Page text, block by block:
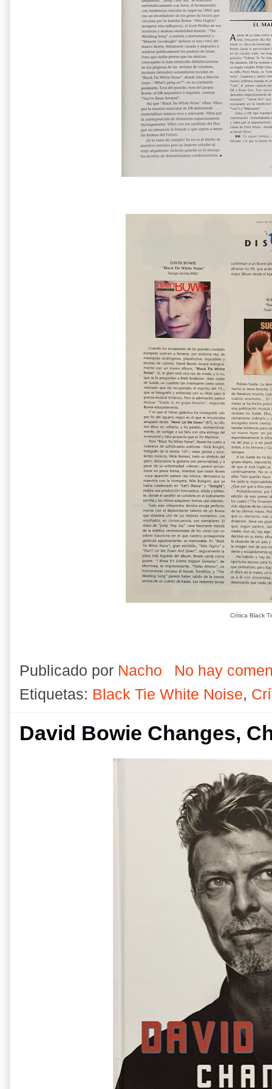
Crítica Black
Publicado por Nacho
No hay
Etiquetas: Black Tie White Noise,
David Bowie Changes,